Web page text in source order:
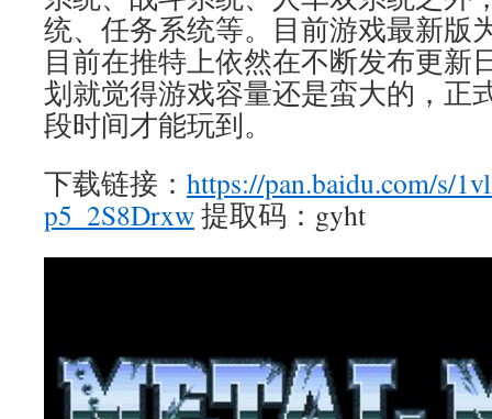
统、任务系统等。目前游戏最新版
目前在推特上依然在不断发布更新
划就觉得游戏容量还是蛮大的，正
段时间才能玩到。
下载链接： https://pan.baidu.com/s/
p5_2S8Drxw提取码：gyht